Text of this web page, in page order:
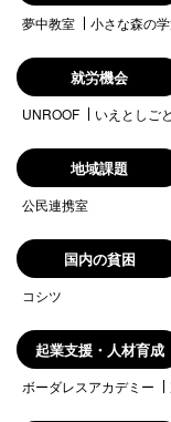
夢中教室 小さな森の
就労機会
UNROOF いえとしごと
地域課題
公民連携室
国内の貧困
コシツ
起業支援・人材育成
ボーダレスアカデミー